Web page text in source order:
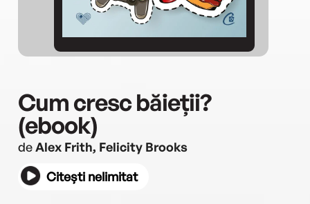
Cum cresc băieții?
(ebook)
deAlex Frith, Felicity Brooks
Citești nelimitat